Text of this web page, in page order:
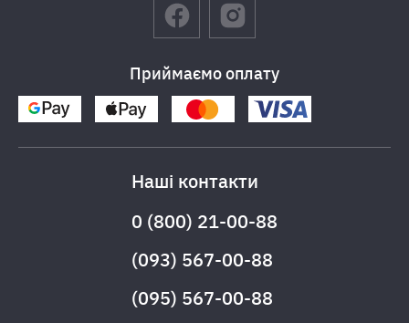
Приймаємо оплату
Наші контакти
0 (800) 21-00-88
(093) 567-00-88
(095) 567-00-88